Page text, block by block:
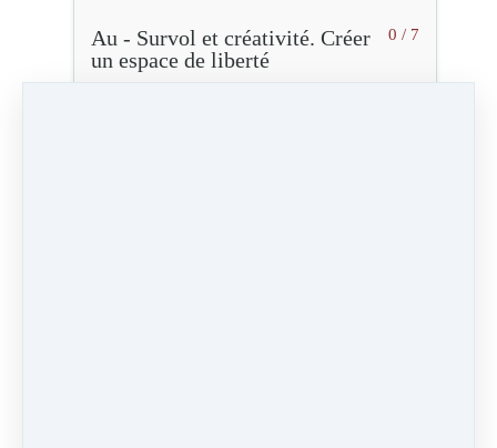
0 / 7
Au - Survol et créativité. Créer
un espace de liberté